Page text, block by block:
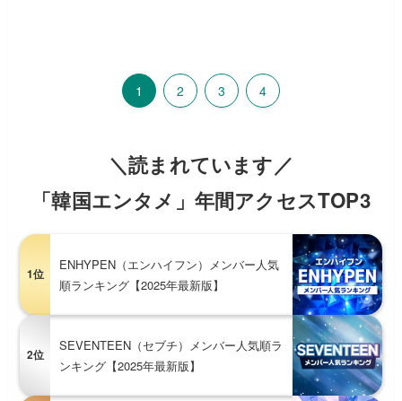
1 2 3 4
＼読まれています／
「韓国エンタメ」年間アクセスTOP3
1位
ENHYPEN（エンハイフン）メンバー人気
順ランキング【2025年最新版】
2位
SEVENTEEN（セブチ）メンバー人気順ラ
ンキング【2025年最新版】